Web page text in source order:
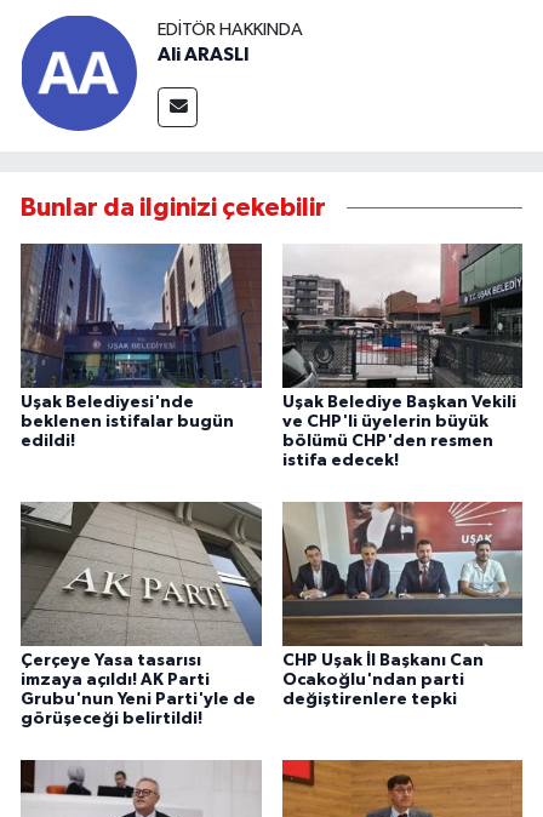
EDITÖR HAKKINDA
Ali ARASLI
Bunlar da ilginizi çekebilir
Uşak Belediyesi'nde
beklenen istifalar bugün
edildi!
Uşak Belediye Başkan Vekili
ve CHP'li üyelerin büyük
bölümü CHP'den resmen
istifa edecek!
Çerçeye Yasa tasarısı
imzaya açıldı! AK Parti
Grubu'nun Yeni Parti'yle de
görüşeceği belirtildi!
CHP Uşak İl Başkanı Can
Ocakoğlu'ndan parti
değiştirenlere tepki